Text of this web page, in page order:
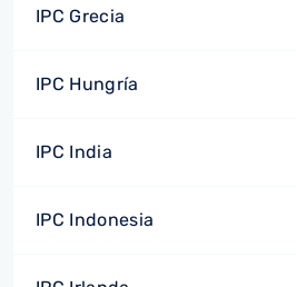
IPC Grecia
IPC Hungría
IPC India
IPC Indonesia